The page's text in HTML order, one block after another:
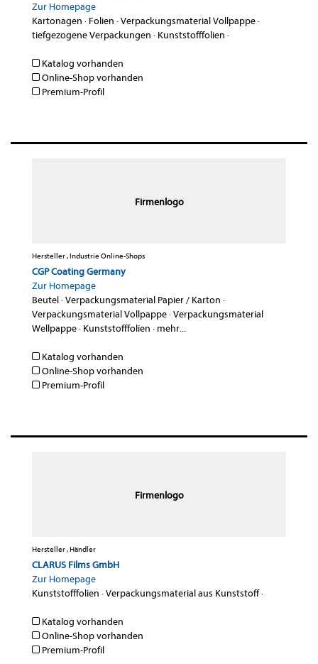
Zur Homepage
Kartonagen · Folien ·Verpackungsmaterial Vollpappe·
tiefgezogene Verpackungen · Kunststofffolien ·
Katalog vorhanden
Online-Shop vorhanden
Premium-Profil
Firmenlogo
Hersteller , Industrie Online-Shops
CGP Coating Germany
Zur Homepage
Beutel·Verpackungsmaterial Papier / Karton ·
Verpackungsmaterial Vollpappe·Verpackungsmaterial
Wellpappe· Kunststofffolien · mehr...
Katalog vorhanden
Online-Shop vorhanden
Premium-Profil
Firmenlogo
Hersteller , Händler
CLARUS Films GmbH
Zur Homepage
Kunststofffolien ·Verpackungsmaterial aus Kunststoff·
Katalog vorhanden
Online-Shop vorhanden
Premium-Profil